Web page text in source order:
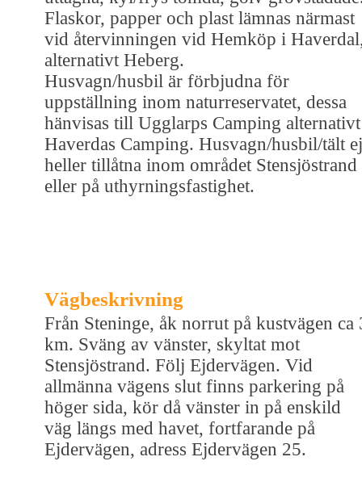
Flaskor, papper och plast lämnas närmast
vid återvinningen vid Hemköp i
alternativt Heberg.
Husvagn/husbil är förbjudna för
uppställning inom naturreservatet, dessa
hänvisas till Ugglarps Camping alternativt
Haverdas Camping. Husvagn/husbil/tält ej
heller tillåtna inom området Stensjöstrand
eller på uthyrningsfastighet.
Vägbeskrivning
Från Steninge, åk norrut på kustvägen ca
km. Sväng av vänster, skyltat mot
Stensjöstrand. Följ Ejdervägen. Vid
allmänna vägens slut finns parkering på
höger sida, kör då vänster in på enskild
väg längs med havet, fortfarande på
Ejdervägen, adress Ejdervägen 25.